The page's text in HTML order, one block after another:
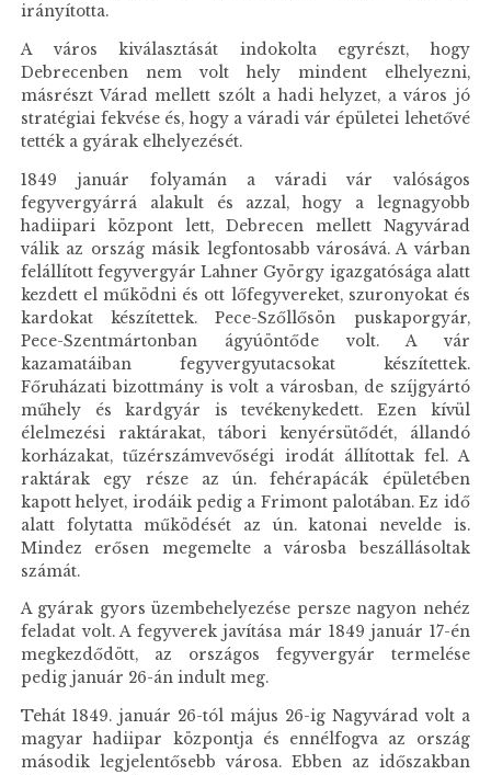
irányította.
A város kiválasztását indokolta egyrészt, hogy
Debrecenben nem volt hely mindent elhelyezni,
másrészt Várad mellett szólt a hadi helyzet, a város jó
stratégiai fekvése és, hogy a váradi vár épületei lehetővé
tették a gyárak elhelyezését.
1849 január folyamán a váradi vár valóságos
fegyvergyárrá alakult és azzal, hogy a legnagyobb
hadiipari központ lett, Debrecen mellett Nagyvárad
válik az ország másik legfontosabb városává. A várban
felállított fegyvergyár Lahner György igazgatósága alatt
kezdett el működni és ott lőfegyvereket, szuronyokat és
kardokat készítettek. Pece-Szőllősön puskaporgyár,
Pece-Szentmártonban ágyúöntőde volt. A vár
kazamatáiban fegyvergyutacsokat készítettek.
Főruházati bizottmány is volt a városban, de szíjgyártó
műhely és kardgyár is tevékenykedett. Ezen kívül
élelmezési raktárakat, tábori kenyérsütődét, állandó
korházakat, tűzérszámvevőségi irodát állítottak fel. A
raktárak egy része az ún. fehérapácák épületében
kapott helyet, irodáik pedig a Frimont palotában. Ez idő
alatt folytatta működését az ún. katonai nevelde is.
Mindez erősen megemelte a városba beszállásoltak
számát.
A gyárak gyors üzembehelyezése persze nagyon nehéz
feladat volt. A fegyverek javítása már 1849 január 17-én
megkezdődött, az országos fegyvergyár termelése
pedig január 26-án indult meg.
Tehát 1849. január 26-tól május 26-ig Nagyvárad volt a
magyar hadiipar központja és ennélfogva az ország
második legjelentősebb városa. Ebben az időszakban